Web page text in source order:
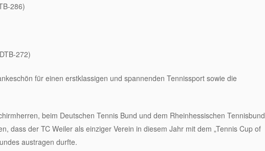
286)
272)
für einen erstklassigen und spannenden Tennissport sowie die
beim Deutschen Tennis Bund und dem Rheinhessischen Tennisbund
dass der TC Weiler als einziger Verein in diesem Jahr mit dem „Tennis Cup of
austragen durfte.